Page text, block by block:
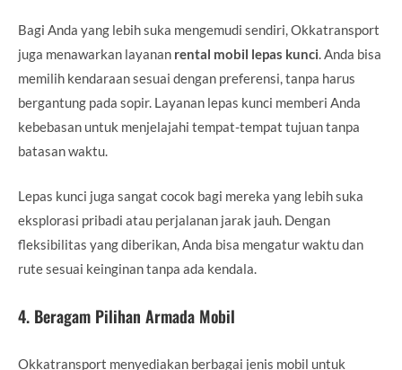
Bagi Anda yang lebih suka mengemudi sendiri, Okkatransport
juga menawarkan layanan rental mobil lepas kunci. Anda bisa
memilih kendaraan sesuai dengan preferensi, tanpa harus
bergantung pada sopir. Layanan lepas kunci memberi Anda
kebebasan untuk menjelajahi tempat-tempat tujuan tanpa
batasan waktu.
Lepas kunci juga sangat cocok bagi mereka yang lebih suka
eksplorasi pribadi atau perjalanan jarak jauh. Dengan
fleksibilitas yang diberikan, Anda bisa mengatur waktu dan
rute sesuai keinginan tanpa ada kendala.
4. Beragam Pilihan Armada Mobil
Okkatransport menyediakan berbagai jenis mobil untuk